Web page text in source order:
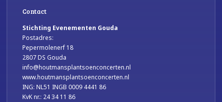
Contact
Stichting Evenementen Gouda
Postadres:
Pepermolenerf 18
2807 DS Gouda
info@houtmansplantsoenconcerten.nl
www.houtmansplantsoenconcerten.nl
ING: NL51 INGB 0009 4441 86
KvK nr.: 24 34 11 86